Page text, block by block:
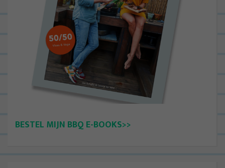
BESTEL MIJN BBQ E-BOOKS>>